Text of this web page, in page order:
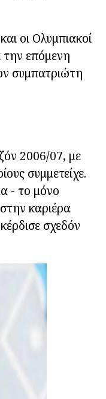
οι Ολυμπιακοί
επόμενη
συμπατριώτη
2006/07, με
συμμετείχε.
- το μόνο
καριέρα
σχεδόν